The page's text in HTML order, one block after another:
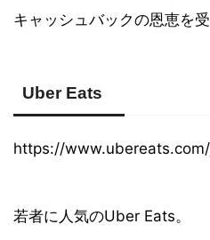
キャッシュバックの恩恵を受
Uber Eats
https://
若者に人気のUber Eats。